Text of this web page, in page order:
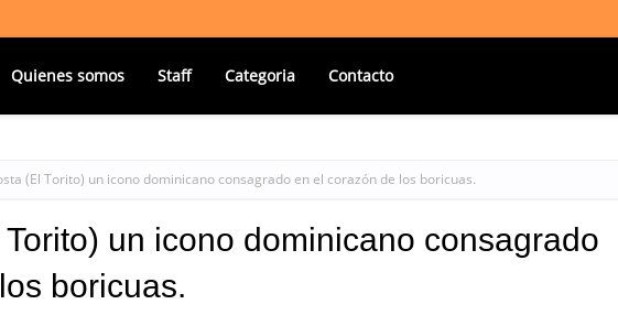
Quienes somos Staff Categoria Contacto
(El Torito) un icono dominicano consagrado en el corazón de los boricuas.
un icono dominicano consagrado
boricuas.